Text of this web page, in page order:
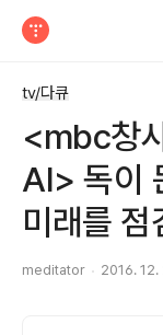
tv/다큐
<mbc창
AI> 독이
미래를 점
meditator 2016.